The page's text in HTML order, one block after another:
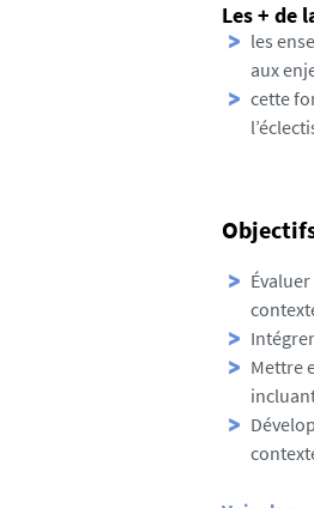
Les + de
les
aux
cette
Mettre